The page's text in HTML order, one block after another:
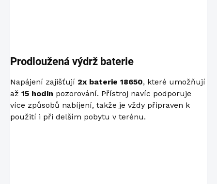
Prodloužená výdrž baterie
Napájení zajišťují 2x baterie 18650, které umožňují
až 15 hodin pozorování. Přístroj navíc podporuje
více způsobů nabíjení, takže je vždy připraven k
použití i při delším pobytu v terénu.